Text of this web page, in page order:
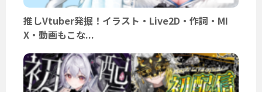
推しVtuber発掘！イラスト・Live2D・作詞・MI
X・動画もこな...